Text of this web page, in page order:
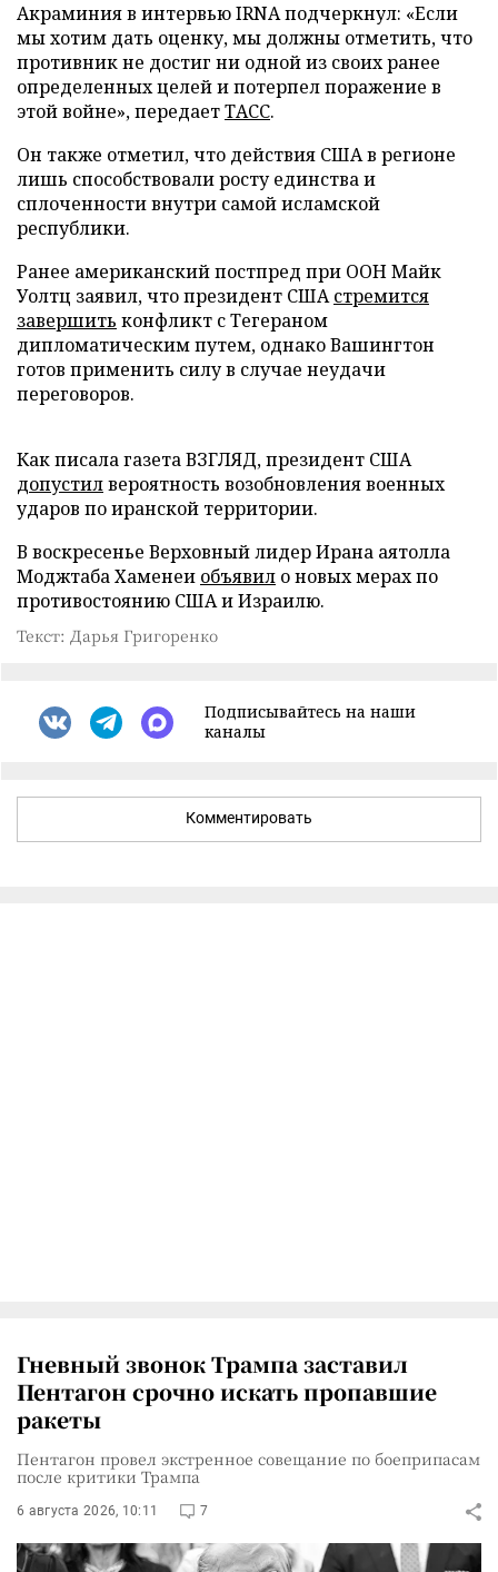
Акраминия в интервью IRNA подчеркнул: «Если
мы хотим дать оценку, мы должны отметить, что
противник не достиг ни одной из своих ранее
определенных целей и потерпел поражение в
этой войне», передаетТАСС.
Он также отметил, что действия США в регионе
лишь способствовали росту единства и
сплоченности внутри самой исламской
республики.
Ранее американский постпред при ООН Майк
Уолтц заявил, что президент СШАстремится
завершить конфликт с Тегераном
дипломатическим путем, однако Вашингтон
готов применить силу в случае неудачи
переговоров.
Как писала газета ВЗГЛЯД, президент США
допустилвероятность возобновления военных
ударов по иранской территории.
В воскресенье Верховный лидер Ирана аятолла
Моджтаба Хаменеи объявил о новых мерах по
противостоянию США и Израилю.
Текст: Дарья Григоренко
Подписывайтесь на наши
каналы
Комментировать
Гневный звонок Трампа заставил
Пентагон срочно искать пропавшие
ракеты
Пентагон провел экстренное совещание по боеприпасам
после критики Трампа
6 августа 2026, 10:11 7